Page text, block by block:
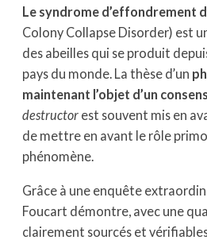
Le syndrome d’effondrement
Colony Collapse Disorder) est
des abeilles qui se produit
pays du monde. La thèse d’un
maintenant l’objet d’un
destructor est souvent mis en
de mettre en avant le rôle
phénomène.
Grâce à une enquête
Foucart démontre, avec une
clairement sourcés et